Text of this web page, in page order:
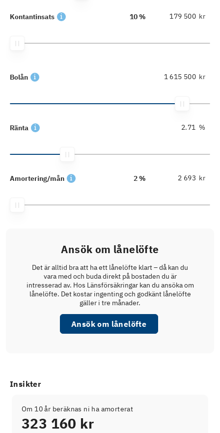
Kontantinsats 10 % kr
Bolån kr
Ränta %
Amortering/mån 2 % kr
Ansök om lånelöfte
Det är alltid bra att ha ett lånelöfte klart – då kan du
vara med och buda direkt på bostaden du är
intresserad av. Hos Länsförsäkringar kan du ansöka om
lånelöfte. Det kostar ingenting och godkänt lånelöfte
gäller i tre månader.
Ansök om lånelöfte
Insikter
Om 10 år beräknas ni ha amorterat
323 160 kr